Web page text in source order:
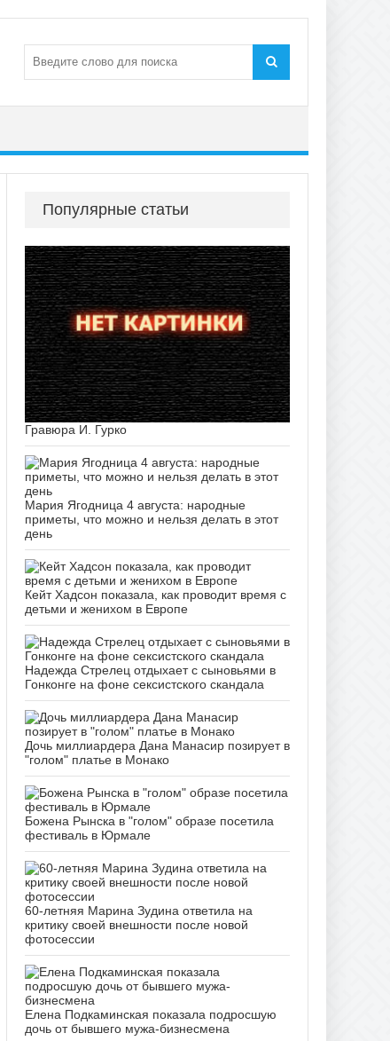
Популярные статьи
Гравюра И. Гурко
Мария Ягодница 4 августа: народные
приметы, что можно и нельзя делать в этот
день
Кейт Хадсон показала, как проводит время с
детьми и женихом в Европе
Надежда Стрелец отдыхает с сыновьями в
Гонконге на фоне сексистского скандала
Дочь миллиардера Дана Манасир позирует в
"голом" платье в Монако
Божена Рынска в "голом" образе посетила
фестиваль в Юрмале
60-летняя Марина Зудина ответила на
критику своей внешности после новой
фотосессии
Елена Подкаминская показала подросшую
дочь от бывшего мужа-бизнесмена